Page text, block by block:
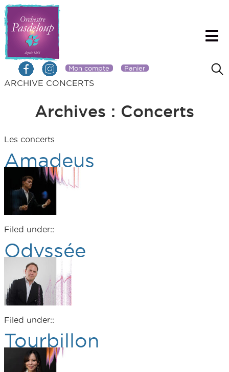
Mon compte Panier
ARCHIVE CONCERTS
Archives : Concerts
Les concerts
Amadeus
Filed under::
Odyssée
Filed under::
Tourbillon